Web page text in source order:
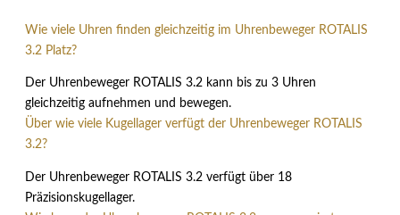
Wie viele Uhren finden gleichzeitig im Uhrenbeweger ROTALIS
3.2 Platz?
Der Uhrenbeweger ROTALIS 3.2 kann bis zu 3 Uhren
gleichzeitig aufnehmen und bewegen.
Über wie viele Kugellager verfügt der Uhrenbeweger ROTALIS
3.2?
Der Uhrenbeweger ROTALIS 3.2 verfügt über 18
Präzisionskugellager.